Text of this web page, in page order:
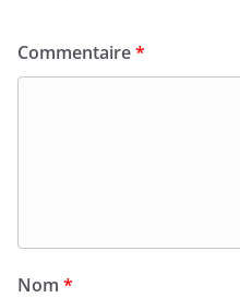
Commentaire*
Nom *